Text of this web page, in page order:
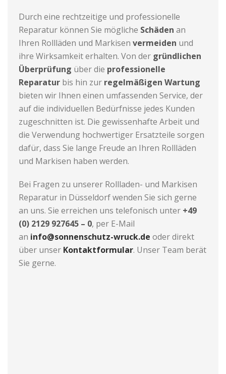
Durch eine rechtzeitige und professionelle
Reparatur können Sie mögliche Schäden an
Ihren Rollläden und Markisenvermeiden und
ihre Wirksamkeit erhalten. Von der gründlichen
Überprüfung über die professionelle
Reparatur bis hin zur regelmäßigen Wartung
bieten wir Ihnen einen umfassenden Service, der
auf die individuellen Bedürfnisse jedes Kunden
zugeschnitten ist. Die gewissenhafte Arbeit und
die Verwendung hochwertiger Ersatzteile sorgen
dafür, dass Sie lange Freude an Ihren Rollläden
und Markisen haben werden.
Bei Fragen zu unserer Rollladen- und Markisen
Reparatur in Düsseldorf wenden Sie sich gerne
an uns. Sie erreichen uns telefonisch unter +49
(0) 2129 927645 – 0, per E-Mail
an info@sonnenschutz-wruck.de oder direkt
über unser Kontaktformular. Unser Team berät
Sie gerne.